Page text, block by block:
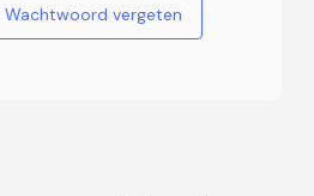
Wachtwoord vergeten